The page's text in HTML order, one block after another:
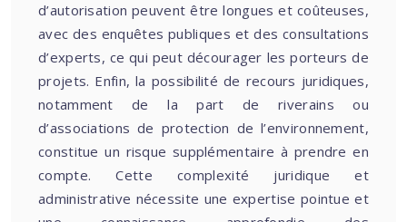
d’autorisation peuvent être longues et coûteuses,
avec des enquêtes publiques et des consultations
d’experts, ce qui peut décourager les porteurs de
projets. Enfin, la possibilité de recours juridiques,
notamment de la part de riverains ou
d’associations de protection de l’environnement,
constitue un risque supplémentaire à prendre en
compte. Cette complexité juridique et
administrative nécessite une expertise pointue et